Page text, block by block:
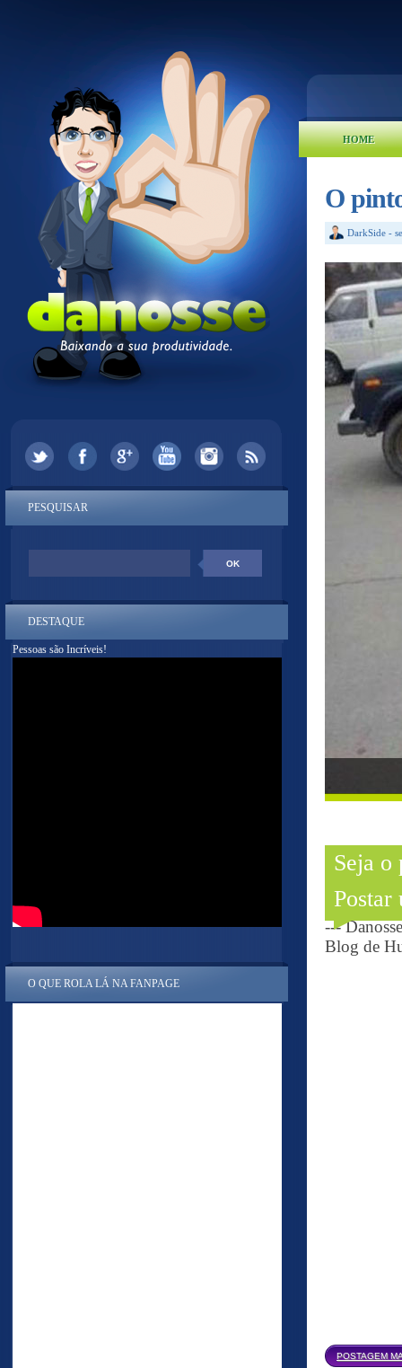
HOME
O
DarkSide -
Seja o
Postar
---
Blog de
POSTAGEM
PESQUISAR
DESTAQUE
Pessoas são Incríveis!
O QUE ROLA LÁ NA FANPAGE